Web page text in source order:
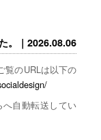
。｜2026.08.06
覧のURLは以下の
自動転送してい